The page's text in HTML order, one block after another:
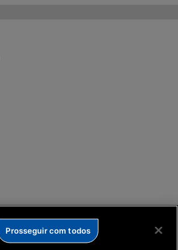
Prosseguir com todos